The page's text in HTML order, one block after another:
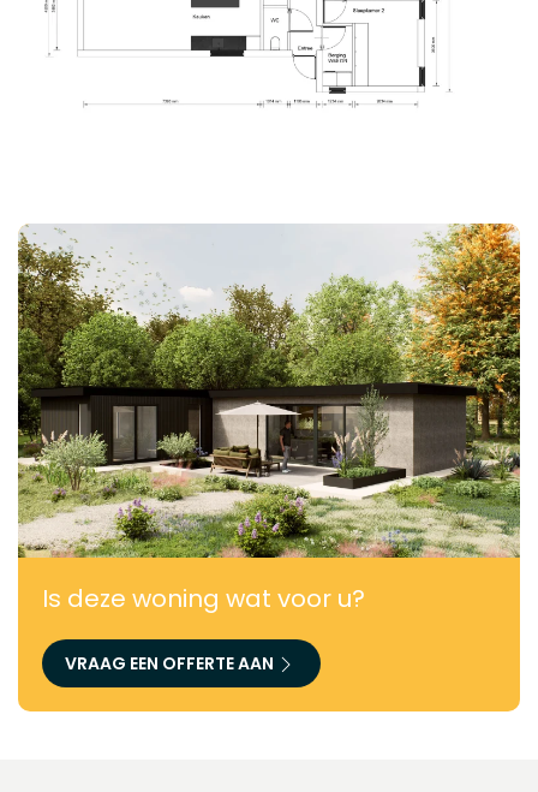
Is deze woning wat voor u?
VRAAG EEN OFFERTE AAN